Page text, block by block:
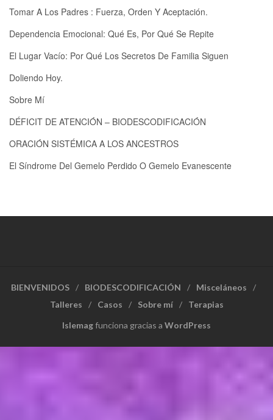
Tomar A Los Padres : Fuerza, Orden Y Aceptación.
Dependencia Emocional: Qué Es, Por Qué Se Repite
El Lugar Vacío: Por Qué Los Secretos De Familia Siguen
Doliendo Hoy.
Sobre Mí
DÉFICIT DE ATENCIÓN – BIODESCODIFICACIÓN
ORACIÓN SISTÉMICA A LOS ANCESTROS
El Síndrome Del Gemelo Perdido O Gemelo Evanescente
BIENVENIDOS BIODESCODIFICACIÓN
Misceláneos
Talleres
Casos Sobre mí
Terapias
Islemagfunciona gracias a WordPress